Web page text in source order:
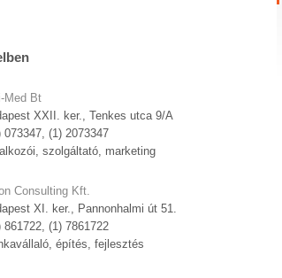
Med Bt
XXII. ker., Tenkes utca 9/A
073347, (1) 2073347
szolgáltató, marketing
Consulting Kft.
XI. ker., Pannonhalmi út 51.
861722, (1) 7861722
építés, fejlesztés